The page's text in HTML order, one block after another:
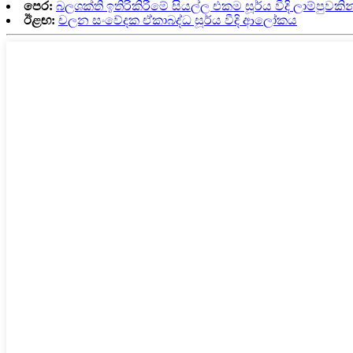
පෙර: බලශක්ති ඉතිරිකිරීමේ සියල්ල එකම සූර්ය වීදි
ඊළඟ: චලන සංවේදක ඒකාබද්ධ සූර්ය වීදි ආලෝකය